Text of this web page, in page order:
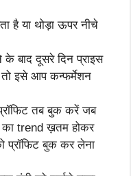
है या थोड़ा ऊपर नीचे
दूसरे दिन प्राइस
इसे आप कन्फर्मेशन
तब बुक करें जब
trend ख़तम होकर
प्रॉफिट बुक कर लेना